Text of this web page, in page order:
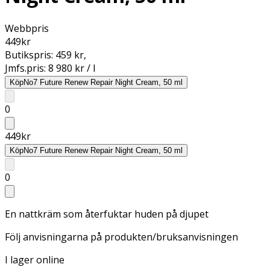
Webbpris
449kr
Butikspris: 459 kr,
Jmfs.pris: 8 980 kr / l
KöpNo7 Future Renew Repair Night Cream, 50 ml
0
449kr
KöpNo7 Future Renew Repair Night Cream, 50 ml
0
En nattkräm som återfuktar huden på djupet
Följ anvisningarna på produkten/bruksanvisningen
I lager online